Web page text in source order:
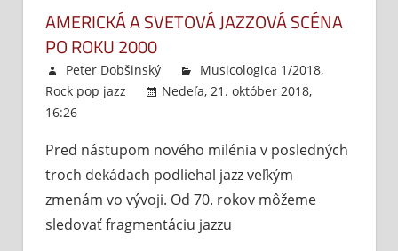
AMERICKÁ A SVETOVÁ JAZZOVÁ SCÉNA
PO ROKU 2000
Peter Dobšinský Musicologica 1/2018,
Rock pop jazz
Nedeľa, 21. október 2018,
16:26
a
svetová
jazzová
Pred nástupom nového milénia v posledných
troch dekádach podliehal jazz veľkým
zmenám vo vývoji. Od 70. rokov môžeme
sledovať fragmentáciu jazzu